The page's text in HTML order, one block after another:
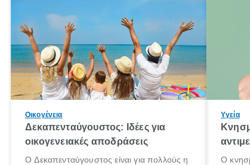
Οικογένεια
Δεκαπενταύγουστος: Ιδέες για
οικογενειακές αποδράσεις
Ο Δεκαπενταύγουστος είναι για πολλούς η
Υγεία
Ο